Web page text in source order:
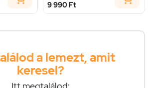
9 990 Ft
a lemezt, amit
keresel?
Itt megtalálod: